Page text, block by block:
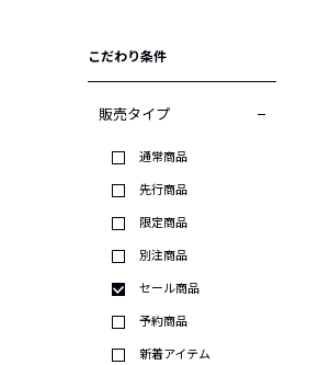
こだわり条件
販売タイプ
通常商品
先行商品
限定商品
別注商品
セール商品
予約商品
新着アイテム